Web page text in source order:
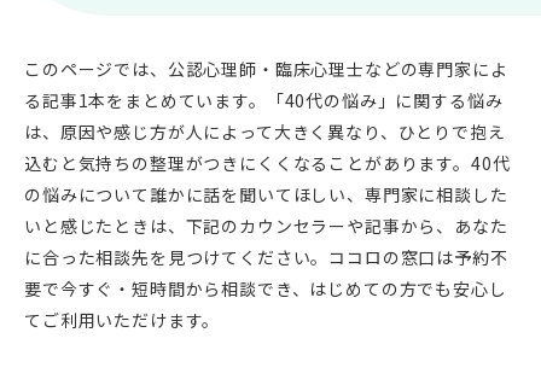
このページでは、公認心理師・臨床心理士などの専門家によ
る記事1本をまとめています。「40代の悩み」に関する悩み
は、原因や感じ方が人によって大きく異なり、ひとりで抱え
込むと気持ちの整理がつきにくくなることがあります。40代
の悩みについて誰かに話を聞いてほしい、専門家に相談した
いと感じたときは、下記のカウンセラーや記事から、あなた
に合った相談先を見つけてください。ココロの窓口は予約不
要で今すぐ・短時間から相談でき、はじめての方でも安心し
てご利用いただけます。